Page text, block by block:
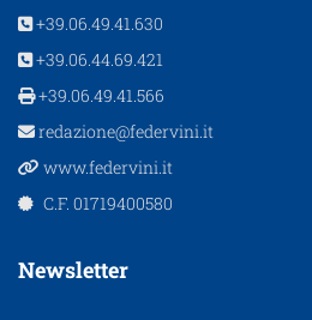
+39.06.49.41.630
+39.06.44.69.421
+39.06.49.41.566
redazione@federvini.it
www.federvini.it
C.F. 01719400580
Newsletter